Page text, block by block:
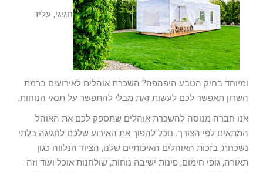
חגיגי, עליז
ומיוחד בחיק הטבע היפהפה? השכרת אוהלים לאירועים ברמת
השרון תאפשר לכם לעשות זאת מבלי להתפשר על תנאי הנוחות.
אנו חברה מנוסה להשכרת אוהלים שתספק לכם את האוהל
המתאים לפי הצורך. נוכל להפוך את האירוע שלכם לחגיגה בלתי
נשכחת, בזכות האוהלים האיכותיים שלנו, הציוד הנלווה כגון
תאורה, גופי חימום, פינות ישיבה נוחות, שולחנות אוכל ועוד וזה